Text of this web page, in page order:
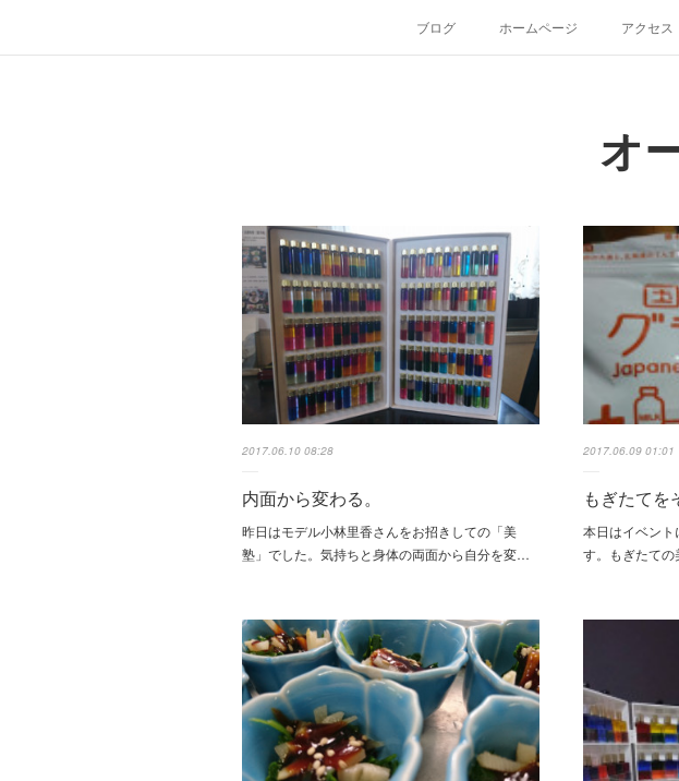
ブログ ホームページ アクセス
オ
2017.06.10 08:28
内面から変わる。
昨日はモデル小林里香さんをお招きしての「美
塾」でした。気持ちと身体の両面から自分を変…
2017.06.09 01:01
もぎたてを
本日はイベント
す。もぎたて